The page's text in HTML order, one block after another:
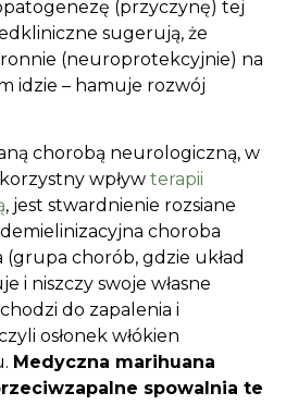
(przyczynę) tej
sugerują, że
(neuroprotekcyjnie) na
idzie – hamuje rozwój
chorobą neurologiczną, w
wpływ terapii
, jest stwardnienie rozsiane
choroba
chorób, gdzie układ
i niszczy swoje własne
do zapalenia i
osłonek włókien
Medyczna marihuana
spowalnia te